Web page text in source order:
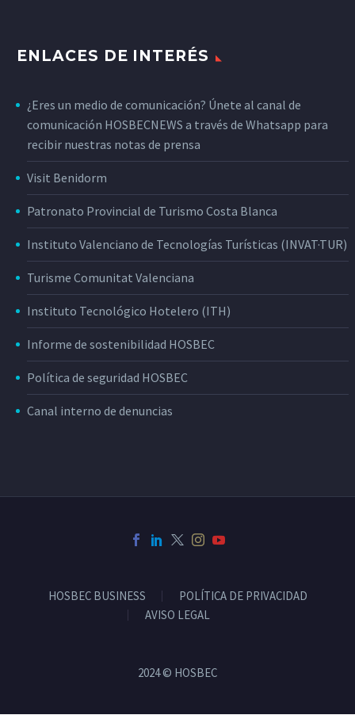
ENLACES DE INTERÉS
¿Eres un medio de comunicación? Únete al canal de
comunicación HOSBECNEWS a través de Whatsapp para
recibir nuestras notas de prensa
Visit Benidorm
Patronato Provincial de Turismo Costa Blanca
Instituto Valenciano de Tecnologías Turísticas (INVAT·TUR)
Turisme Comunitat Valenciana
Instituto Tecnológico Hotelero (ITH)
Informe de sostenibilidad HOSBEC
Política de seguridad HOSBEC
Canal interno de denuncias
HOSBEC BUSINESS
POLÍTICA DE PRIVACIDAD
AVISO LEGAL
2024 © HOSBEC